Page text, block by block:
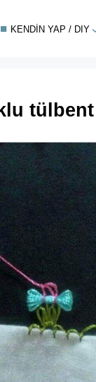
KENDIN YAP / DIY
tülbent